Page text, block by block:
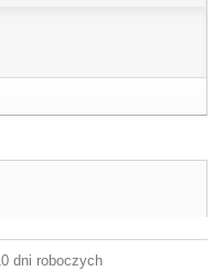
dni roboczych